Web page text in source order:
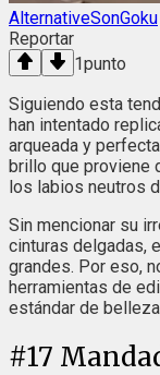
AlternativeSonGoku
Reportar
1punto
Siguiendo esta
han intentado
arqueada y
brillo que proviene
los labios neutros
Sin mencionar su
cinturas delgadas,
grandes. Por eso,
herramientas de
estándar de
#17